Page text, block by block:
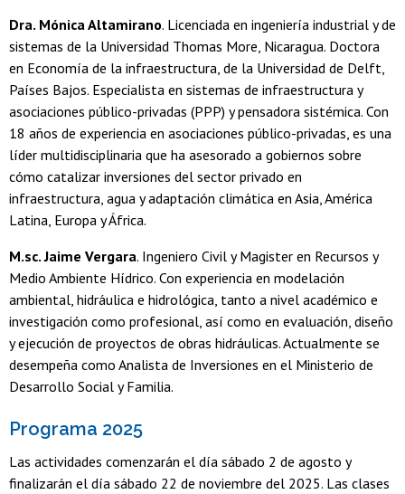
Dra. Mónica Altamirano. Licenciada en ingeniería industrial y de
sistemas de la Universidad Thomas More, Nicaragua. Doctora
en Economía de la infraestructura, de la Universidad de Delft,
Países Bajos. Especialista en sistemas de infraestructura y
asociaciones público-privadas (PPP) y pensadora sistémica. Con
18 años de experiencia en asociaciones público-privadas, es una
líder multidisciplinaria que ha asesorado a gobiernos sobre
cómo catalizar inversiones del sector privado en
infraestructura, agua y adaptación climática en Asia, América
Latina, Europa y África.
M.sc. Jaime Vergara. Ingeniero Civil y Magister en Recursos y
Medio Ambiente Hídrico. Con experiencia en modelación
ambiental, hidráulica e hidrológica, tanto a nivel académico e
investigación como profesional, así como en evaluación, diseño
y ejecución de proyectos de obras hidráulicas. Actualmente se
desempeña como Analista de Inversiones en el Ministerio de
Desarrollo Social y Familia.
Programa 2025
Las actividades comenzarán el día sábado 2 de agosto y
finalizarán el día sábado 22 de noviembre del 2025. Las clases